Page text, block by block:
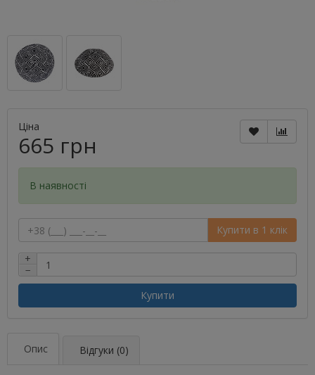
Ціна
665 грн
В наявності
Купити в 1 клік
+
−
Купити
Опис Відгуки (0)